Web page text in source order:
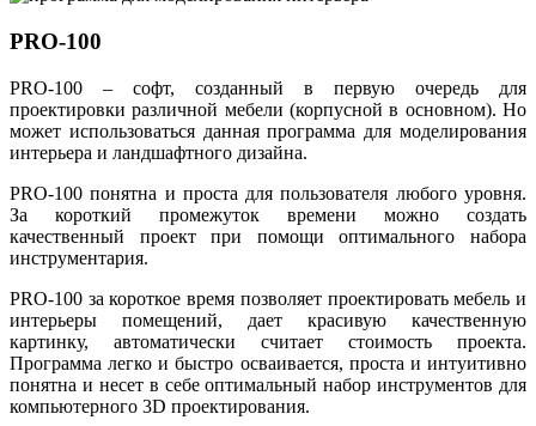
PRO-100
PRO-100 – софт, созданный в первую очередь для
проектировки различной мебели (корпусной в основном). Но
может использоваться данная программа для моделирования
интерьера и ландшафтного дизайна.
PRO-100 понятна и проста для пользователя любого уровня.
За короткий промежуток времени можно создать
качественный проект при помощи оптимального набора
инструментария.
PRO-100 за короткое время позволяет проектировать мебель и
интерьеры помещений, дает красивую качественную
картинку, автоматически считает стоимость проекта.
Программа легко и быстро осваивается, проста и интуитивно
понятна и несет в себе оптимальный набор инструментов для
компьютерного 3D проектирования.